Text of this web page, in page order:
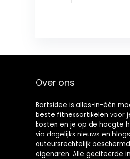
Over ons
Bartsidee is alles-in-één
beste fitnessartikelen voor
kosten en je op de hoogte
via dagelijks nieuws en
auteursrechtelijk
eigenaren. Alle geciteerde